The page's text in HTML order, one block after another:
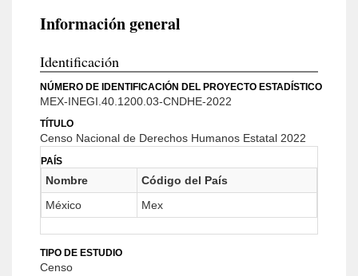
Información general
Identificación
NÚMERO DE IDENTIFICACIÓN DEL PROYECTO ESTADÍSTICO
MEX-INEGI.40.1200.03-CNDHE-2022
TÍTULO
Censo Nacional de Derechos Humanos Estatal 2022
PAÍS
Nombre
Código del País
México
Mex
TIPO DE ESTUDIO
Censo